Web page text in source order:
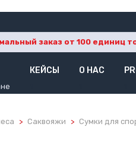
заказ от 100 единиц
КЕЙСЫ О НАС
Саквояжи Сумки для